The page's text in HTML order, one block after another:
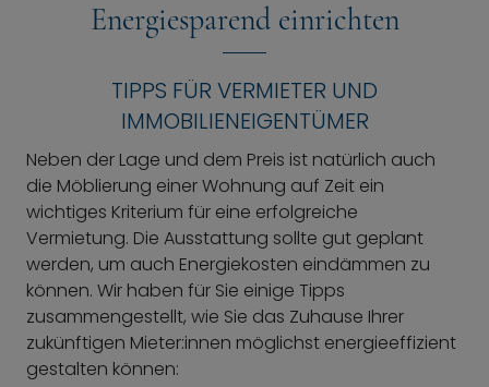
Energiesparend einrichten
TIPPS FÜR VERMIETER UND
IMMOBILIENEIGENTÜMER
Neben der Lage und dem Preis ist natürlich auch
die Möblierung einer Wohnung auf Zeit ein
wichtiges Kriterium für eine erfolgreiche
Vermietung. Die Ausstattung sollte gut geplant
werden, um auch Energiekosten eindämmen zu
können. Wir haben für Sie einige Tipps
zusammengestellt, wie Sie das Zuhause Ihrer
zukünftigen Mieter:innen möglichst energieeffizient
gestalten können: